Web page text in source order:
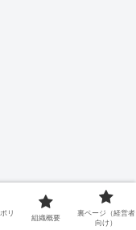
リ
組織概要
裏ページ（経営者
向け）